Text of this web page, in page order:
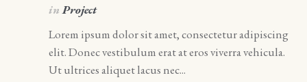
inProject
Lorem ipsum dolor sit amet, consectetur adipiscing
elit. Donec vestibulum erat at eros viverra vehicula.
Ut ultrices aliquet lacus nec...